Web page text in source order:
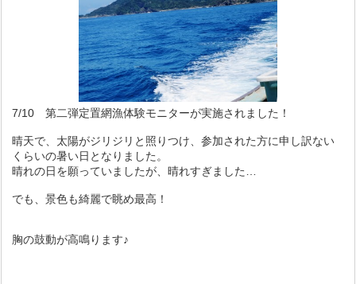
7/10 第二弾定置網漁体験モニターが実施されました！
晴天で、太陽がジリジリと照りつけ、参加された方に申し訳ない
くらいの暑い日となりました。
晴れの日を願っていましたが、晴れすぎました…
でも、景色も綺麗で眺め最高！
胸の鼓動が高鳴ります♪